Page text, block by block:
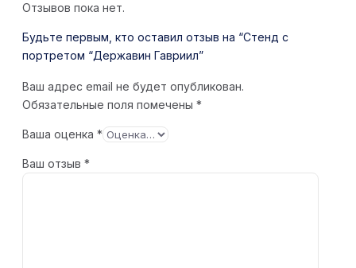
Отзывов пока нет.
Будьте первым, кто оставил отзыв на “Стенд с
портретом “Державин Гавриил”
Ваш адрес email не будет опубликован.
Обязательные поля помечены *
Ваша оценка *
Ваш отзыв *